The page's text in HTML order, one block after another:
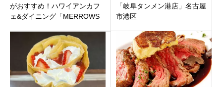
がおすすめ！ハワイアンカフ
ェ&ダイニング「MERROWS
町7月22日オープン
「岐阜タンメン港店」名古屋
市港区